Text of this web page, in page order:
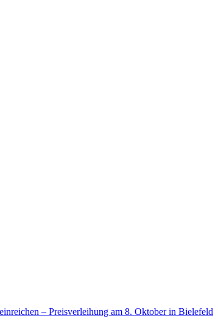
– Preisverleihung am 8. Oktober in Bielefeld